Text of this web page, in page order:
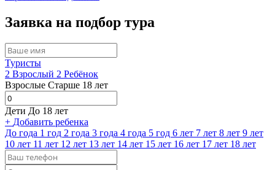
Заявка на подбор тура
Туристы
2 Взрослый 2 Ребёнок
Взрослые Старше 18 лет
Дети До 18 лет
+ Добавить ребенка
До года 1 год 2 года 3 года 4 года 5 год 6 лет 7 лет 8 лет 9 лет
10 лет 11 лет 12 лет 13 лет 14 лет 15 лет 16 лет 17 лет 18 лет